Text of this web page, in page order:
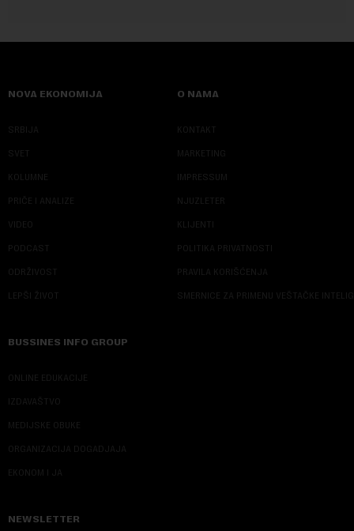
NOVA EKONOMIJA
SRBIJA
SVET
KOLUMNE
PRIČE I ANALIZE
VIDEO
PODCAST
ODRŽIVOST
LEPŠI ŽIVOT
O NAMA
KONTAKT
MARKETING
IMPRESSUM
NJUZLETER
KLIJENTI
POLITIKA PRIVATNOSTI
PRAVILA KORIŠĆENJA
SMERNICE ZA PRIMENU VEŠTAČKE
BUSSINES INFO GROUP
ONLINE EDUKACIJE
IZDAVAŠTVO
MEDIJSKE OBUKE
ORGANIZACIJA DOGADJAJA
EKONOM I JA
NEWSLETTER